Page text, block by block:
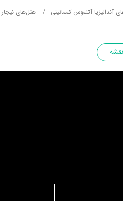
آندالیزیا آتنموس کممانیتی هتل‌های نیجار